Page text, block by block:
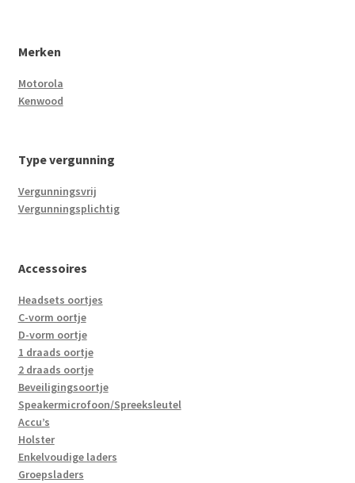
Merken
Motorola
Kenwood
Type vergunning
Vergunningsvrij
Vergunningsplichtig
Accessoires
Headsets oortjes
C-vorm oortje
D-vorm oortje
1 draads oortje
2 draads oortje
Beveiligingsoortje
Speakermicrofoon/Spreeksleutel
Accu’s
Holster
Enkelvoudige laders
Groepsladers